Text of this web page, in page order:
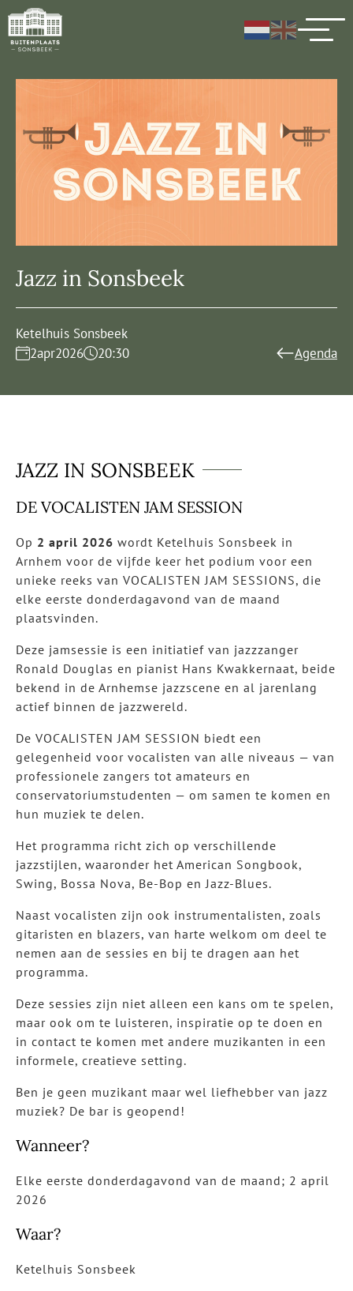
Jazz in Sonsbeek
Ketelhuis Sonsbeek
2apr2026 20:30 Agenda
JAZZ IN SONSBEEK
DE VOCALISTEN JAM SESSION
Op 2 april 2026 wordt Ketelhuis Sonsbeek in
Arnhem voor de vijfde keer het podium voor een
unieke reeks van VOCALISTEN JAM SESSIONS, die
elke eerste donderdagavond van de maand
plaatsvinden.
Deze jamsessie is een initiatief van jazzzanger
Ronald Douglas en pianist Hans Kwakkernaat, beide
bekend in de Arnhemse jazzscene en al jarenlang
actief binnen de jazzwereld.
De VOCALISTEN JAM SESSION biedt een
gelegenheid voor vocalisten van alle niveaus — van
professionele zangers tot amateurs en
conservatoriumstudenten — om samen te komen en
hun muziek te delen.
Het programma richt zich op verschillende
jazzstijlen, waaronder het American Songbook,
Swing, Bossa Nova, Be-Bop en Jazz-Blues.
Naast vocalisten zijn ook instrumentalisten, zoals
gitaristen en blazers, van harte welkom om deel te
nemen aan de sessies en bij te dragen aan het
programma.
Deze sessies zijn niet alleen een kans om te spelen,
maar ook om te luisteren, inspiratie op te doen en
in contact te komen met andere muzikanten in een
informele, creatieve setting.
Ben je geen muzikant maar wel liefhebber van jazz
muziek? De bar is geopend!
Wanneer?
Elke eerste donderdagavond van de maand; 2 april
2026
Waar?
Ketelhuis Sonsbeek